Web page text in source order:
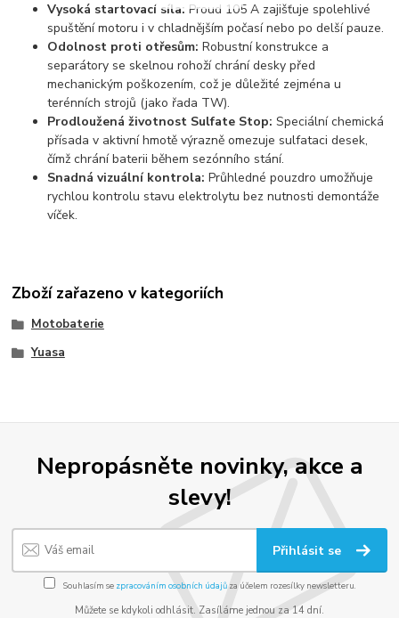
Vysoká startovací síla: Proud 105 A zajišťuje spolehlivé
spuštění motoru i v chladnějším počasí nebo po delší pauze.
Odolnost proti otřesům: Robustní konstrukce a
separátory se skelnou rohoží chrání desky před
mechanickým poškozením, což je důležité zejména u
terénních strojů (jako řada TW).
Prodloužená životnost Sulfate Stop: Speciální chemická
přísada v aktivní hmotě výrazně omezuje sulfataci desek,
čímž chrání baterii během sezónního stání.
Snadná vizuální kontrola: Průhledné pouzdro umožňuje
rychlou kontrolu stavu elektrolytu bez nutnosti demontáže
víček.
Zboží zařazeno v kategoriích
Motobaterie
Yuasa
Nepropásněte novinky, akce a
slevy!
Přihlásit se
Souhlasím se zpracováním osobních údajůza účelem rozesílky newsletteru.
Můžete se kdykoli odhlásit. Zasíláme jednou za 14 dní.